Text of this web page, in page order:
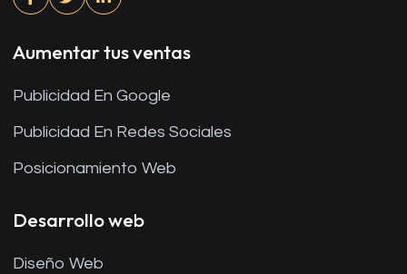
Aumentar tus ventas
Publicidad En Google
Publicidad En Redes Sociales
Posicionamiento Web
Desarrollo web
Diseño Web